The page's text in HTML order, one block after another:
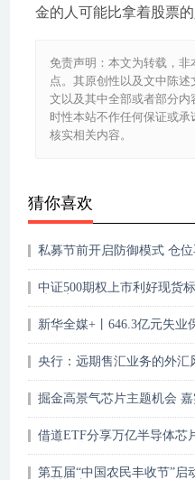
金的人可能比拿着股票的
免责声明：本文为转载，
点。其原创性以及文中陈
文以及其中全部或者部分内
时性本站不作任何保证或
核实相关内容。
猜你喜欢
私募节前开启防御模式 仓位
中证500期权上市利好现货
新华全媒+丨646.3亿元失
央行：远期售汇业务的外汇
掘金高景气芯片主题机会
借道ETF分享万亿半导体芯
第五届“中国农民丰收节”启